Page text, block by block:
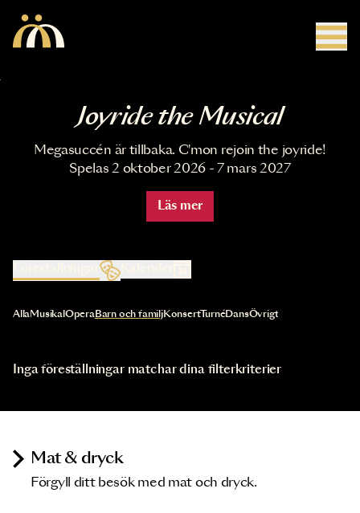
Joyride the Musical
Megasuccén är tillbaka. C'mon rejoin the joyride!
Spelas 2 oktober 2026 - 7 mars 2027
Läs mer
Kalender
Val av kategori uppdaterar innehållet automatiskt
AllaMusikal OperaBarn och familjKonsertTurnéDansÖvrigt
Inga föreställningar matchar dina filterkriterier
Mat & dryck
Förgyll ditt besök med mat och dryck.